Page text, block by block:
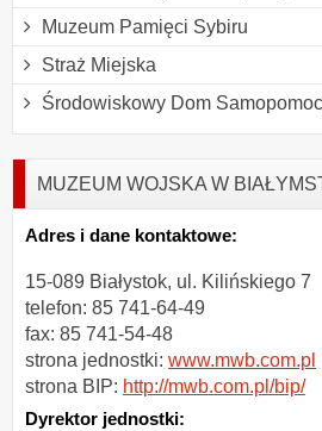
Muzeum Pamięci Sybiru
Straż Miejska
Środowiskowy Dom
MUZEUM WOJSKA W
Adres i dane kontaktowe:
15-089 Białystok, ul. Kilińskiego 7
telefon: 85 741-64-49
fax: 85 741-54-48
strona jednostki: www.mwb.com.pl
strona BIP: http://mwb.com.pl/bip/
Dyrektor jednostki: